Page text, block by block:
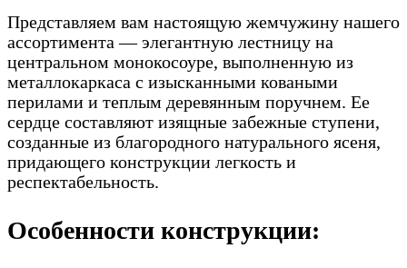
Представляем вам настоящую жемчужину нашего
ассортимента — элегантную лестницу на
центральном монокосоуре, выполненную из
металлокаркаса с изысканными коваными
перилами и теплым деревянным поручнем. Ее
сердце составляют изящные забежные ступени,
созданные из благородного натурального ясеня,
придающего конструкции легкость и
респектабельность.
Особенности конструкции: